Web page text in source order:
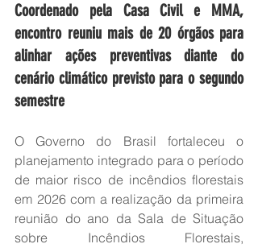
Coordenado pela Casa Civil e MMA,
encontro reuniu mais de 20 órgãos para
alinhar ações preventivas diante do
cenário climático previsto para o segundo
semestre
O Governo do Brasil fortaleceu o
planejamento integrado para o período
de maior risco de incêndios florestais
em 2026 com a realização da primeira
reunião do ano da Sala de Situação
sobre Incêndios Florestais,